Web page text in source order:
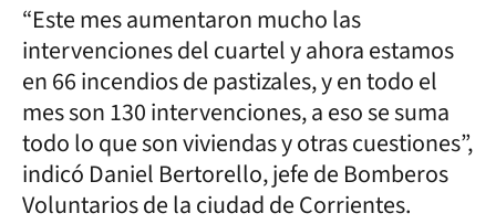
“Este mes aumentaron mucho las
intervenciones del cuartel y ahora estamos
en 66 incendios de pastizales, y en todo el
mes son 130 intervenciones, a eso se suma
todo lo que son viviendas y otras cuestiones”,
indicó Daniel Bertorello, jefe de Bomberos
Voluntarios de la ciudad de Corrientes.